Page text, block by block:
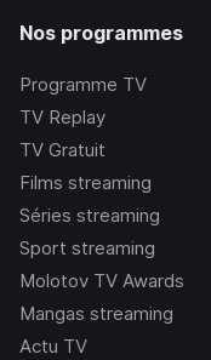
Nos programmes
Programme TV
TV Replay
TV Gratuit
Films streaming
Séries streaming
Sport streaming
Molotov TV Awards
Mangas streaming
Actu TV